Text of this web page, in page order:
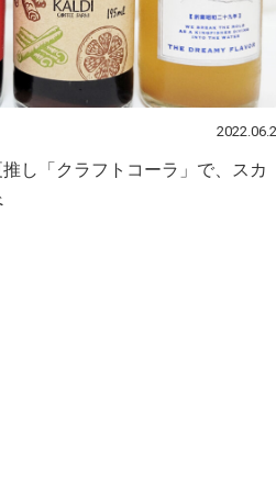
し「クラフトコーラ」で、スカ